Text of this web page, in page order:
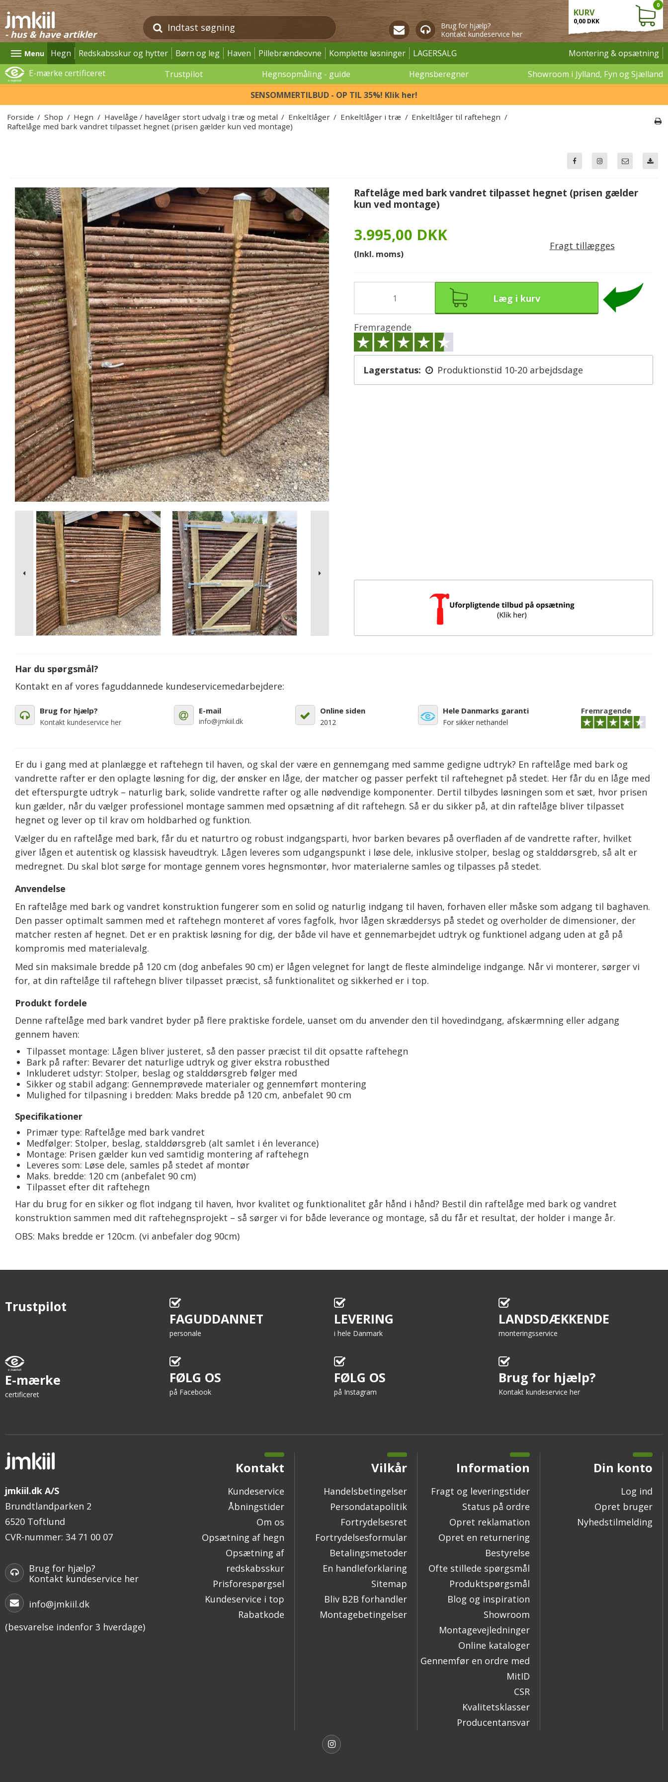
- hus & have artikler
Brug for hjælp?
Kontakt kundeservice her
KURV
0,00 DKK
0
Menu Hegn Redskabsskur og hytter Børn og leg Haven Pillebrændeovne Komplette løsninger LAGERSALG
Montering & opsætning
E-mærke certificeret
Trustpilot Hegnsopmåling - guide Hegnsberegner
Showroom i Jylland, Fyn og Sjælland
SENSOMMERTILBUD - OP TIL 35%! Klik her!
Forside / Shop / Hegn / Havelåge / havelåger stort udvalg i træ og metal / Enkeltlåger / Enkeltlåger i træ / Enkeltlåger til raftehegn /
Raftelåge med bark vandret tilpasset hegnet (prisen gælder kun ved montage)
Raftelåge med bark vandret tilpasset hegnet (prisen gælder
kun ved montage)
3.995,00 DKK
(Inkl. moms)
Fragt tillægges
Læg i kurv
Fremragende
Lagerstatus: Produktionstid 10-20 arbejdsdage
Har du spørgsmål?
Kontakt en af vores faguddannede kundeservicemedarbejdere:
Brug for hjælp?
Kontakt kundeservice her
E-mail
info@jmkiil.dk
Online siden
2012
Hele Danmarks garanti
For sikker nethandel
Fremragende
Er du i gang med at planlægge et raftehegn til haven, og skal der være en gennemgang med samme gedigne udtryk? En raftelåge med bark og
vandrette rafter er den oplagte løsning for dig, der ønsker en låge, der matcher og passer perfekt til raftehegnet på stedet. Her får du en låge med
det efterspurgte udtryk – naturlig bark, solide vandrette rafter og alle nødvendige komponenter. Dertil tilbydes løsningen som et sæt, hvor prisen
kun gælder, når du vælger professionel montage sammen med opsætning af dit raftehegn. Så er du sikker på, at din raftelåge bliver tilpasset
hegnet og lever op til krav om holdbarhed og funktion.
Vælger du en raftelåge med bark, får du et naturtro og robust indgangsparti, hvor barken bevares på overfladen af de vandrette rafter, hvilket
giver lågen et autentisk og klassisk haveudtryk. Lågen leveres som udgangspunkt i løse dele, inklusive stolper, beslag og stalddørsgreb, så alt er
medregnet. Du skal blot sørge for montage gennem vores hegnsmontør, hvor materialerne samles og tilpasses på stedet.
Anvendelse
En raftelåge med bark og vandret konstruktion fungerer som en solid og naturlig indgang til haven, forhaven eller måske som adgang til baghaven.
Den passer optimalt sammen med et raftehegn monteret af vores fagfolk, hvor lågen skræddersys på stedet og overholder de dimensioner, der
matcher resten af hegnet. Det er en praktisk løsning for dig, der både vil have et gennemarbejdet udtryk og funktionel adgang uden at gå på
kompromis med materialevalg.
Med sin maksimale bredde på 120 cm (dog anbefales 90 cm) er lågen velegnet for langt de fleste almindelige indgange. Når vi monterer, sørger vi
for, at din raftelåge til raftehegn bliver tilpasset præcist, så funktionalitet og sikkerhed er i top.
Produkt fordele
Denne raftelåge med bark vandret byder på flere praktiske fordele, uanset om du anvender den til hovedindgang, afskærmning eller adgang
gennem haven:
Tilpasset montage: Lågen bliver justeret, så den passer præcist til dit opsatte raftehegn
Bark på rafter: Bevarer det naturlige udtryk og giver ekstra robusthed
Inkluderet udstyr: Stolper, beslag og stalddørsgreb følger med
Sikker og stabil adgang: Gennemprøvede materialer og gennemført montering
Mulighed for tilpasning i bredden: Maks bredde på 120 cm, anbefalet 90 cm
Specifikationer
Primær type: Raftelåge med bark vandret
Medfølger: Stolper, beslag, stalddørsgreb (alt samlet i én leverance)
Montage: Prisen gælder kun ved samtidig montering af raftehegn
Leveres som: Løse dele, samles på stedet af montør
Maks. bredde: 120 cm (anbefalet 90 cm)
Tilpasset efter dit raftehegn
Har du brug for en sikker og flot indgang til haven, hvor kvalitet og funktionalitet går hånd i hånd? Bestil din raftelåge med bark og vandret
konstruktion sammen med dit raftehegnsprojekt – så sørger vi for både leverance og montage, så du får et resultat, der holder i mange år.
OBS: Maks bredde er 120cm. (vi anbefaler dog 90cm)
Trustpilot
FAGUDDANNET
personale
LEVERING
i hele Danmark
LANDSDÆKKENDE
monteringsservice
E-mærke
certificeret
FØLG OS
på Facebook
FØLG OS
på Instagram
Brug for hjælp?
Kontakt kundeservice her
jmkiil.dk A/S
Brundtlandparken 2
6520 Toftlund
CVR-nummer: 34 71 00 07
Brug for hjælp?
Kontakt kundeservice her
info@jmkiil.dk
(besvarelse indenfor 3 hverdage)
Kontakt
Kundeservice
Åbningstider
Om os
Opsætning af hegn
Opsætning af
redskabsskur
Prisforespørgsel
Kundeservice i top
Rabatkode
Vilkår
Handelsbetingelser
Persondatapolitik
Fortrydelsesret
Fortrydelsesformular
Betalingsmetoder
En handleforklaring
Sitemap
Bliv B2B forhandler
Montagebetingelser
Information
Fragt og leveringstider
Status på ordre
Opret reklamation
Opret en returnering
Bestyrelse
Ofte stillede spørgsmål
Produktspørgsmål
Blog og inspiration
Showroom
Montagevejledninger
Online kataloger
Gennemfør en ordre med
MitID
CSR
Kvalitetsklasser
Producentansvar
Din konto
Log ind
Opret bruger
Nyhedstilmelding